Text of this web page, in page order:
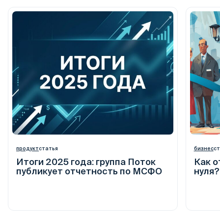
продуктстатья
Итоги 2025 года: группа Поток
публикует отчетность по МСФО
бизнес
Как
нуля?